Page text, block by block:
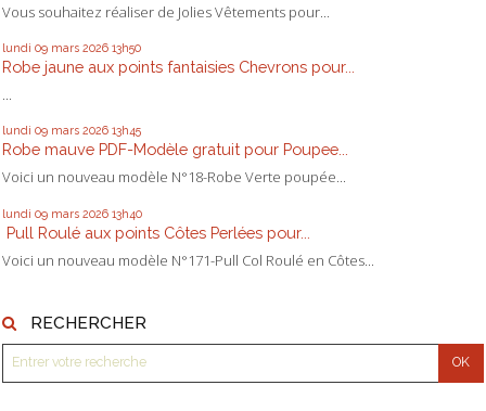
Vous souhaitez réaliser de Jolies Vêtements pour...
lundi 09 mars 2026 13h50
Robe jaune aux points fantaisies Chevrons pour...
...
lundi 09 mars 2026 13h45
Robe mauve PDF-Modèle gratuit pour Poupee...
Voici un nouveau modèle N°18-Robe Verte poupée...
lundi 09 mars 2026 13h40
Pull Roulé aux points Côtes Perlées pour...
Voici un nouveau modèle N°171-Pull Col Roulé en Côtes...
RECHERCHER